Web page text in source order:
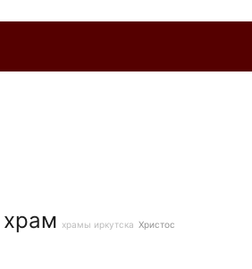
храм храмы иркутска Христос